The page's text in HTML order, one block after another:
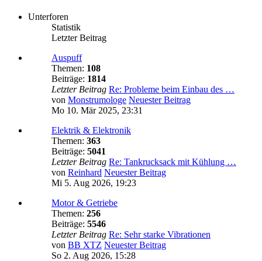
Unterforen
Statistik
Letzter Beitrag
Auspuff
Themen: 108
Beiträge: 1814
Letzter Beitrag Re: Probleme beim Einbau des …
von Monstrumologe Neuester Beitrag
Mo 10. Mär 2025, 23:31
Elektrik & Elektronik
Themen: 363
Beiträge: 5041
Letzter Beitrag Re: Tankrucksack mit Kühlung …
von Reinhard Neuester Beitrag
Mi 5. Aug 2026, 19:23
Motor & Getriebe
Themen: 256
Beiträge: 5546
Letzter Beitrag Re: Sehr starke Vibrationen
von BB XTZ Neuester Beitrag
So 2. Aug 2026, 15:28